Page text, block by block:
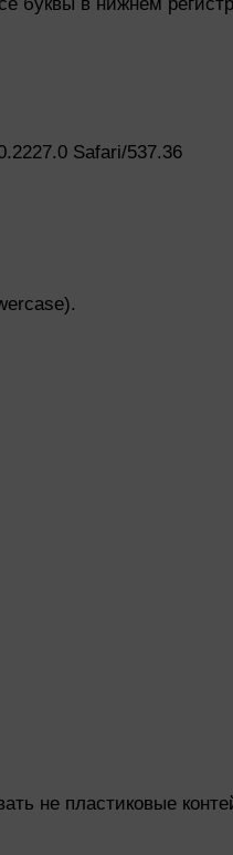
Safari/537.36
не пластиковые